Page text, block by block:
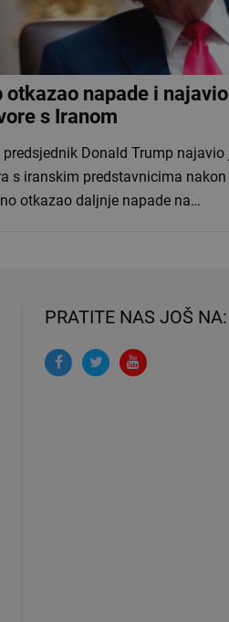
otkazao napade i
s Iranom
Donald Trump najavio
s iranskim predstavnicima
otkazao daljnje napade na…
PRATITE NAS JOŠ NA: